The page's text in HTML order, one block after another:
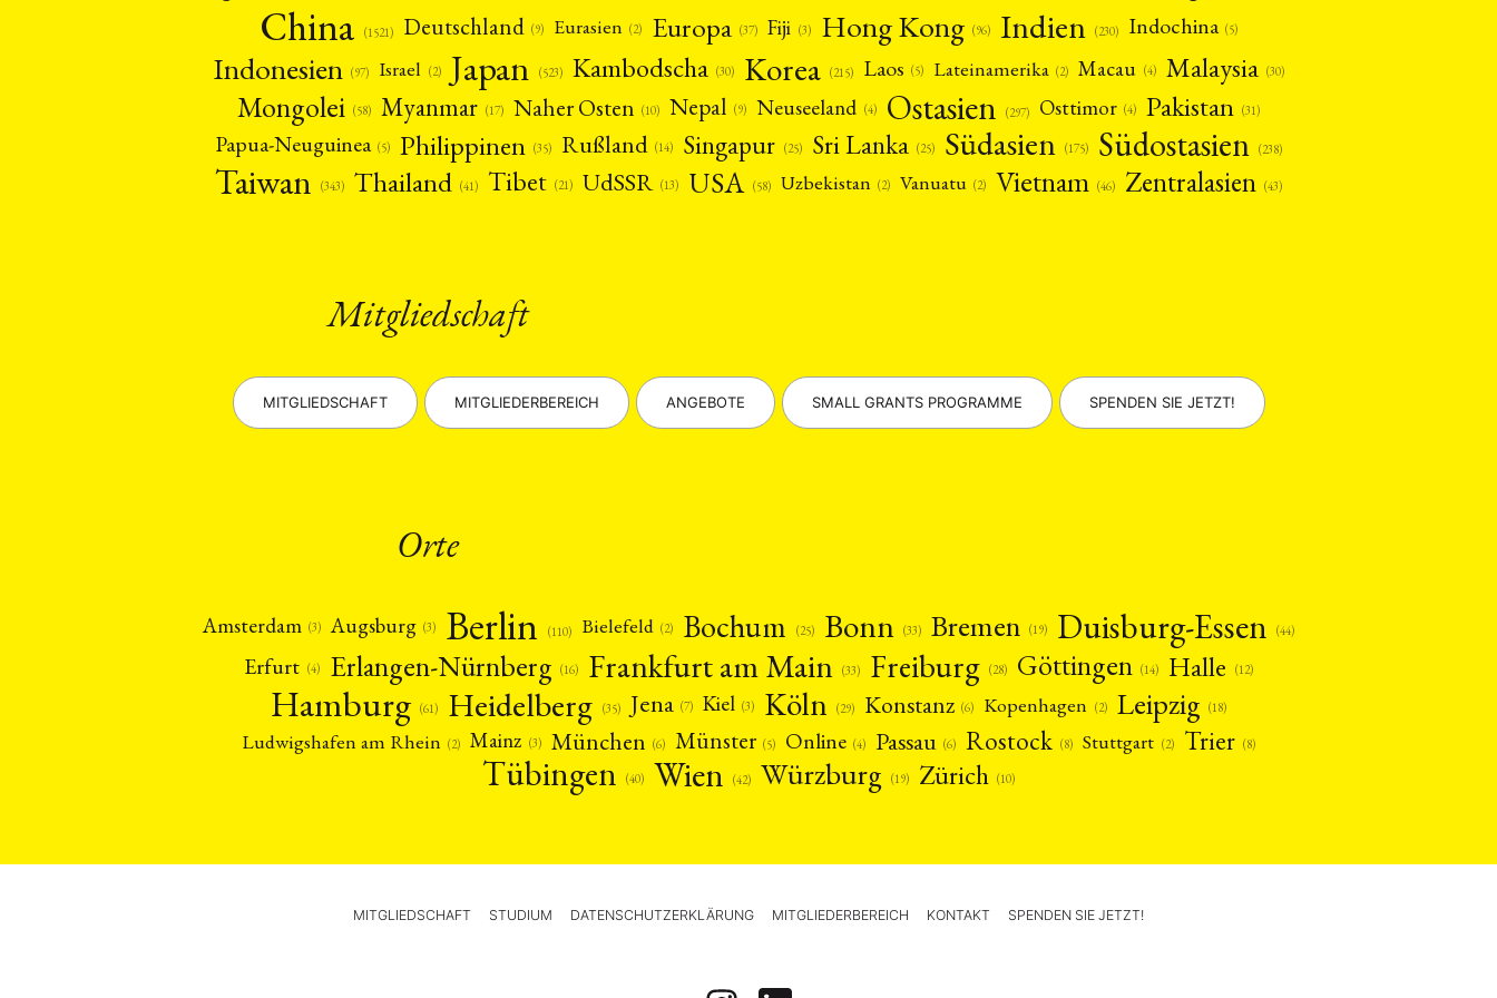
China (1521) Deutschland (9) Eurasien (2) Europa (37) Fiji (3) Hong Kong (96) Indien (230) Indochina (5)
Indonesien (97) Israel (2) Japan (523) Kambodscha (30) Korea (215) Laos (5) Lateinamerika (2) Macau (4) Malaysia (30)
Mongolei (58) Myanmar (17) Naher Osten (10) Nepal (9) Neuseeland (4) Ostasien (297) Osttimor (4) Pakistan (31)
Papua-Neuguinea (5) Philippinen (35) Rußland (14) Singapur (25) Sri Lanka (25) Südasien (175) Südostasien (238)
Taiwan (343) Thailand (41) Tibet (21) UdSSR (13) USA (58) Uzbekistan (2) Vanuatu (2) Vietnam (46) Zentralasien (43)
Mitgliedschaft
MITGLIEDSCHAFT MITGLIEDERBEREICH ANGEBOTE SMALL GRANTS PROGRAMME SPENDEN SIE JETZT!
Orte
Amsterdam (3) Augsburg (3) Berlin (110) Bielefeld (2) Bochum (25) Bonn (33) Bremen (19) Duisburg-Essen (44)
Erfurt (4) Erlangen-Nürnberg (16) Frankfurt am Main (33) Freiburg (28) Göttingen (14) Halle (12)
Hamburg (61) Heidelberg (35) Jena (7) Kiel (3) Köln (29) Konstanz (6) Kopenhagen (2) Leipzig (18)
Ludwigshafen am Rhein (2) Mainz (3) München (6) Münster (5) Online (4) Passau (6) Rostock (8) Stuttgart (2) Trier (8)
Tübingen (40) Wien (42) Würzburg (19) Zürich (10)
MITGLIEDSCHAFT STUDIUM DATENSCHUTZERKLÄRUNG MITGLIEDERBEREICH KONTAKT SPENDEN SIE JETZT!